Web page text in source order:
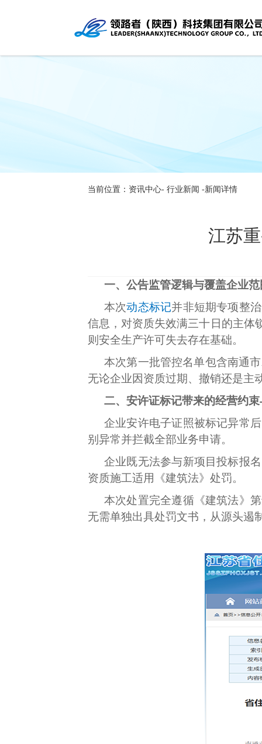
当前位置：资讯中心- 行业新闻 -新闻详情
江苏
一、公告监管逻辑与覆盖企业范
本次动态标记并非短期专项整
信息，对资质失效满三十日的主体
则安全生产许可失去存在基础。
本次第一批管控名单包含南通
无论企业因资质过期、撤销还是主
二、安许证标记带来的经营约
企业安许电子证照被标记异常
别异常并拦截全部业务申请。
企业既无法参与新项目投标报
资质施工适用《建筑法》处罚。
本次处置完全遵循《建筑法》
无需单独出具处罚文书，从源头遏